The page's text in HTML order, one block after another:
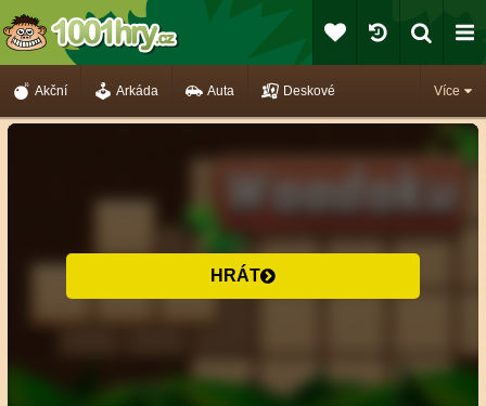
Více
Akční Arkáda Auta Deskové
HRÁT